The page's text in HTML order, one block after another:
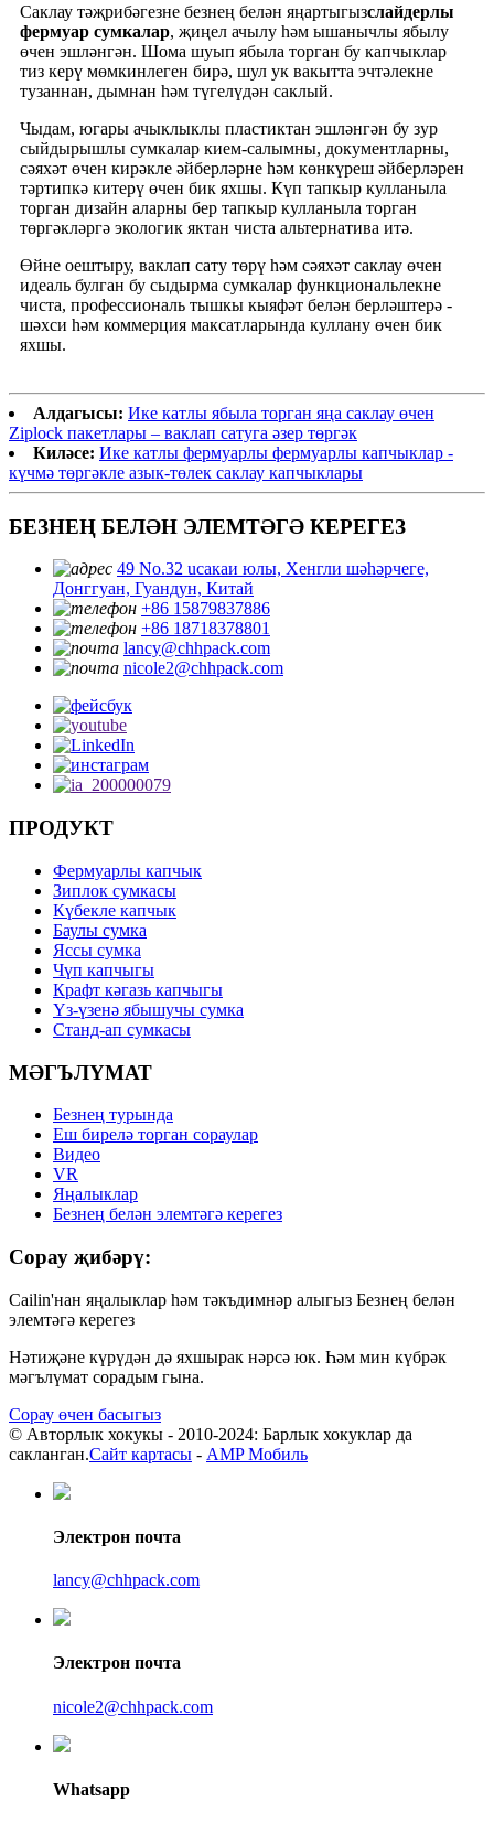
Саклау тәҗрибәгезне безнең белән яңартыгызслайдерлы
фермуар сумкалар, җиңел ачылу һәм ышанычлы ябылу
өчен эшләнгән. Шома шуып ябыла торган бу капчыклар
тиз керү мөмкинлеген бирә, шул ук вакытта эчтәлекне
тузаннан, дымнан һәм түгелүдән саклый.
Чыдам, югары ачыклыклы пластиктан эшләнгән бу зур
сыйдырышлы сумкалар кием-салымны, документларны,
сәяхәт өчен кирәкле әйберләрне һәм көнкүреш әйберләрен
тәртипкә китерү өчен бик яхшы. Күп тапкыр кулланыла
торган дизайн аларны бер тапкыр кулланыла торган
төргәкләргә экологик яктан чиста альтернатива итә.
Өйне оештыру, ваклап сату төрү һәм сәяхәт саклау өчен
идеаль булган бу сыдырма сумкалар функциональлекне
чиста, профессиональ тышкы кыяфәт белән берләштерә -
шәхси һәм коммерция максатларында куллану өчен бик
яхшы.
Алдагысы: Ике катлы ябыла торган яңа саклау өчен
Ziplock пакетлары – ваклап сатуга әзер төргәк
Киләсе: Ике катлы фермуарлы фермуарлы капчыклар -
күчмә төргәкле азык-төлек саклау капчыклары
БЕЗНЕҢ БЕЛӘН ЭЛЕМТӘГӘ КЕРЕГЕЗ
49 No.32 ucaкаи юлы, Хенгли шәһәрчеге,
Донггуан, Гуандун, Китай
+86 15879837886
+86 18718378801
lancy@chhpack.com
nicole2@chhpack.com
ПРОДУКТ
Фермуарлы капчык
Зиплок сумкасы
Күбекле капчык
Баулы сумка
Яссы сумка
Чүп капчыгы
Крафт кәгазь капчыгы
Үз-үзенә ябышучы сумка
Станд-ап сумкасы
МӘГЪЛҮМАТ
Безнең турында
Еш бирелә торган сораулар
Видео
VR
Яңалыклар
Безнең белән элемтәгә керегез
Сорау җибәрү:
Cailin'нан яңалыклар һәм тәкъдимнәр алыгыз Безнең белән
элемтәгә керегез
Нәтиҗәне күрүдән дә яхшырак нәрсә юк. Һәм мин күбрәк
мәгълүмат сорадым гына.
Сорау өчен басыгыз
© Авторлык хокукы - 2010-2024: Барлык хокуклар да
сакланган.Сайт картасы - AMP Мобиль
Электрон почта
lancy@chhpack.com
Электрон почта
nicole2@chhpack.com
Whatsapp